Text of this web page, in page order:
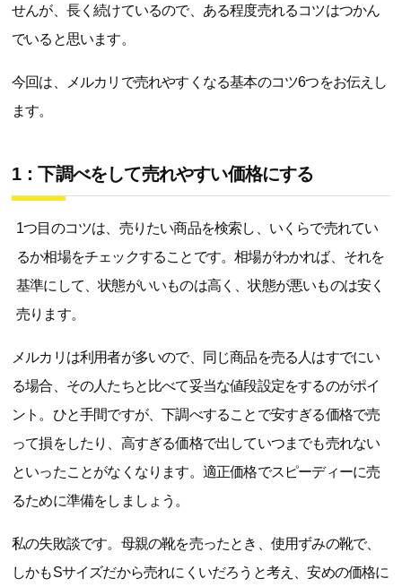
せんが、長く続けているので、ある程度売れるコツはつかん
でいると思います。
今回は、メルカリで売れやすくなる基本のコツ6つをお伝えし
ます。
1：下調べをして売れやすい価格にする
1つ目のコツは、売りたい商品を検索し、いくらで売れてい
るか相場をチェックすることです。相場がわかれば、それを
基準にして、状態がいいものは高く、状態が悪いものは安く
売ります。
メルカリは利用者が多いので、同じ商品を売る人はすでにい
る場合、その人たちと比べて妥当な値段設定をするのがポイ
ント。ひと手間ですが、下調べすることで安すぎる価格で売
って損をしたり、高すぎる価格で出していつまでも売れない
といったことがなくなります。適正価格でスピーディーに売
るために準備をしましょう。
私の失敗談です。母親の靴を売ったとき、使用ずみの靴で、
しかもSサイズだから売れにくいだろうと考え、安めの価格に